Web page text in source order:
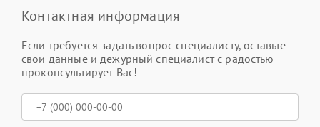
Контактная информация
Если требуется задать вопрос специалисту, оставьте
свои данные и дежурный специалист с радостью
проконсультирует Вас!